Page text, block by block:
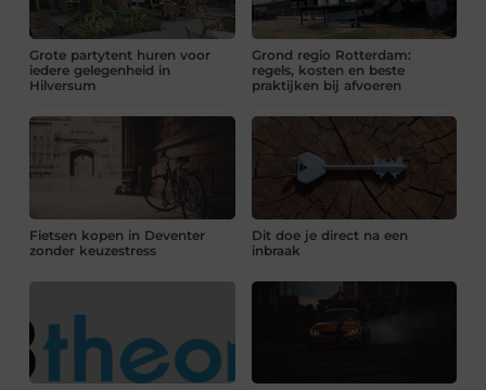
Grote partytent huren voor
iedere gelegenheid in
Hilversum
Grond regio Rotterdam:
regels, kosten en beste
praktijken bij afvoeren
Fietsen kopen in Deventer
zonder keuzestress
Dit doe je direct na een
inbraak